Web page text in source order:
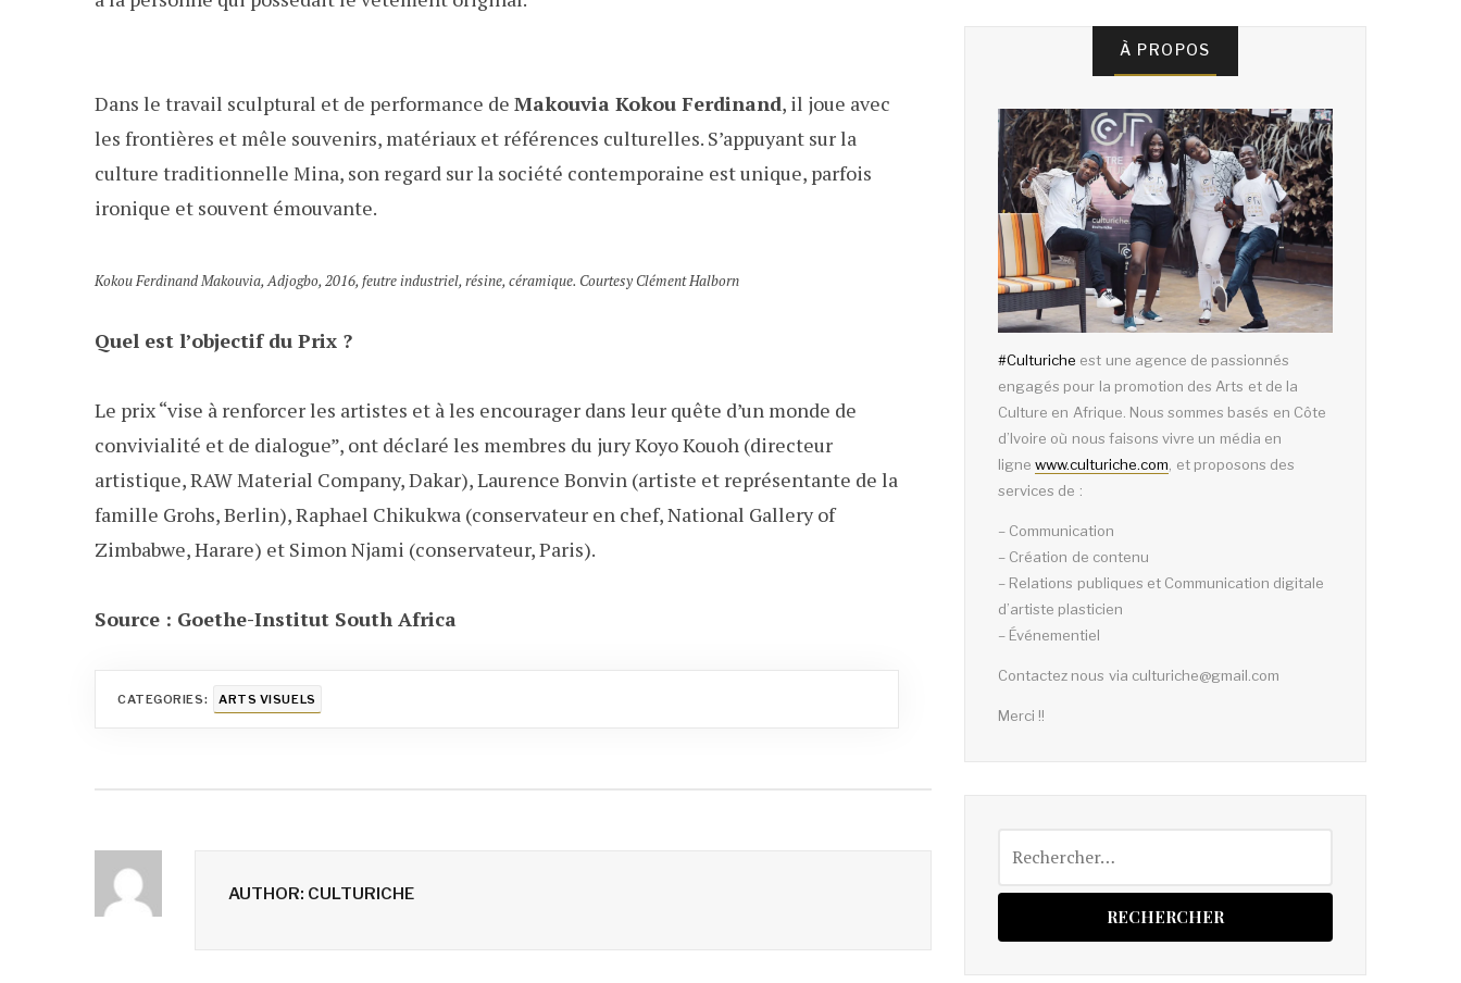
Dans le travail sculptural et de performance de Makouvia Kokou Ferdinand, il joue avec
les frontières et mêle souvenirs, matériaux et références culturelles. S’appuyant sur la
culture traditionnelle Mina, son regard sur la société contemporaine est unique, parfois
ironique et souvent émouvante.
Kokou Ferdinand Makouvia, Adjogbo, 2016, feutre industriel, résine, céramique. Courtesy Clément Halborn
Quel est l’objectif du Prix ?
Le prix “vise à renforcer les artistes et à les encourager dans leur quête d’un monde de
convivialité et de dialogue”, ont déclaré les membres du jury Koyo Kouoh (directeur
artistique, RAW Material Company, Dakar), Laurence Bonvin (artiste et représentante de la
famille Grohs, Berlin), Raphael Chikukwa (conservateur en chef, National Gallery of
Zimbabwe, Harare) et Simon Njami (conservateur, Paris).
Source : Goethe-Institut South Africa
CATEGORIES: ARTS VISUELS
AUTHOR: CULTURICHE
À PROPOS
#Culturiche est une agence de passionnés
engagés pour la promotion des Arts et de la
Culture en Afrique. Nous sommes basés en Côte
d’Ivoire où nous faisons vivre un média en
lignewww.culturiche.com , et proposons des
services de :
– Communication
– Création de contenu
– Relations publiques et Communication digitale
d’artiste plasticien
– Événementiel
Contactez nous via culturiche@gmail.com
Merci !!